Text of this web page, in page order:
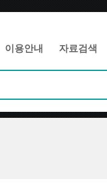
이용안내 자료검색